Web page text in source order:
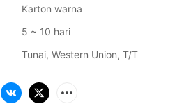
Karton warna
5 ~ 10 hari
Tunai, Western Union, T/T